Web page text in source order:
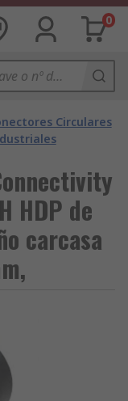
0
Circulares
HDP de
carcasa